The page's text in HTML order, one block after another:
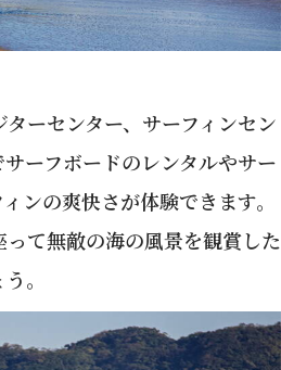
ーセンター、サーフィンセン
ーフボードのレンタルやサー
ンの爽快さが体験できます。
て無敵の海の風景を観賞した
。